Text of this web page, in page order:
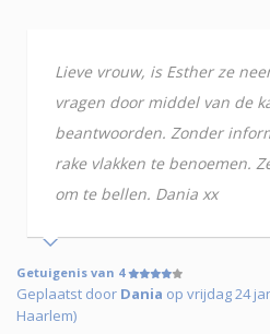
Lieve vrouw, is Esther ze
vragen door middel van de
beantwoorden. Zonder
rake vlakken te benoemen.
om te bellen. Dania xx
Getuigenis van 4
Geplaatst door Dania op vrijdag 24
Haarlem)